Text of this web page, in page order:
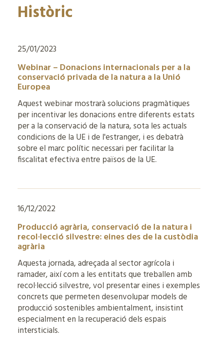
Històric
25/01/2023
Webinar – Donacions internacionals per a la
conservació privada de la natura a la Unió
Europea
Aquest webinar mostrarà solucions pragmàtiques
per incentivar les donacions entre diferents estats
per a la conservació de la natura, sota les actuals
condicions de la UE i de l'estranger, i es debatrà
sobre el marc polític necessari per facilitar la
fiscalitat efectiva entre països de la UE.
16/12/2022
Producció agrària, conservació de la natura i
recol·lecció silvestre: eines des de la custòdia
agrària
Aquesta jornada, adreçada al sector agrícola i
ramader, així com a les entitats que treballen amb
recol·lecció silvestre, vol presentar eines i exemples
concrets que permeten desenvolupar models de
producció sostenibles ambientalment, insistint
especialment en la recuperació dels espais
intersticials.